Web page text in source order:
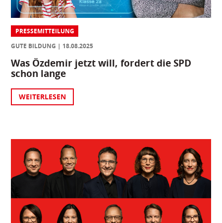
PRESSEMITTEILUNG
GUTE BILDUNG
18.08.2025
Was Özdemir jetzt will, fordert die SPD
schon lange
WEITERLESEN